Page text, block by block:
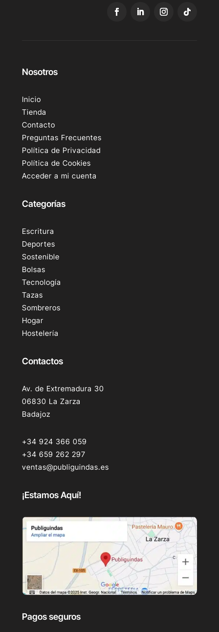
Nosotros
Inicio
Tienda
Contacto
Preguntas Frecuentes
Política de Privacidad
Política de Cookies
Acceder a mi cuenta
Categorías
Escritura
Deportes
Sostenible
Bolsas
Tecnología
Tazas
Sombreros
Hogar
Hostelería
Contactos
Av. de Extremadura 30
06830 La Zarza
Badajoz
+34 924 366 059
+34 659 262 297
ventas@publiguindas.es
¡Estamos Aquí!
Pagos seguros